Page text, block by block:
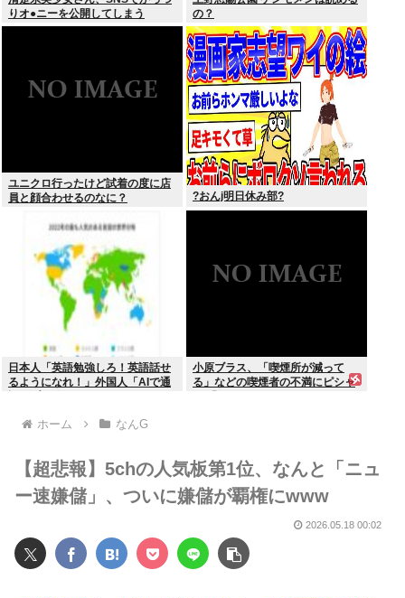
りオ●ニーを公開してしまう
の？
ユニクロ行ったけど試着の度に店
員と顔合わせるのなに？
?おんj明日休み部?
日本人「英語勉強しろ！英語話せ
るようになれ！」外国人「AIで通
小原ブラス、「喫煙所が減って
る」などの喫煙者の不満にピシャ
ホーム なんG
【超悲報】5chの人気板第1位、なんと「ニュ
ー速嫌儲」、ついに嫌儲が覇権にwww
2026.05.18 00:02